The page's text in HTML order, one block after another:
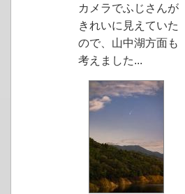
カメラでふじさんが
きれいに見えていた
ので、山中湖方面も
考えました...